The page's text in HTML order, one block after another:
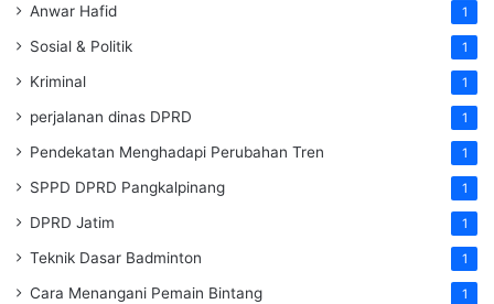
Anwar Hafid 1
Sosial & Politik 1
Kriminal 1
perjalanan dinas DPRD 1
Pendekatan Menghadapi Perubahan Tren 1
SPPD DPRD Pangkalpinang 1
DPRD Jatim 1
Teknik Dasar Badminton 1
Cara Menangani Pemain Bintang 1